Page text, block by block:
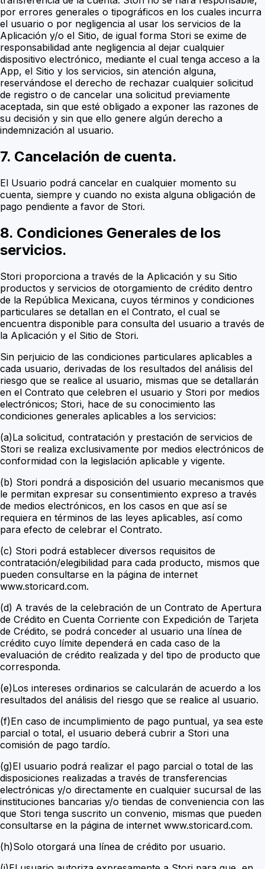
por errores generales o tipográficos en los cuales incurra
el usuario o por negligencia al usar los servicios de la
Aplicación y/o el Sitio, de igual forma Stori se exime de
responsabilidad ante negligencia al dejar cualquier
dispositivo electrónico, mediante el cual tenga acceso a la
App, el Sitio y los servicios, sin atención alguna,
reservándose el derecho de rechazar cualquier solicitud
de registro o de cancelar una solicitud previamente
aceptada, sin que esté obligado a exponer las razones de
su decisión y sin que ello genere algún derecho a
indemnización al usuario.
7. Cancelación de cuenta.
El Usuario podrá cancelar en cualquier momento su
cuenta, siempre y cuando no exista alguna obligación de
pago pendiente a favor de Stori.
8. Condiciones Generales de los
servicios.
Stori proporciona a través de la Aplicación y su Sitio
productos y servicios de otorgamiento de crédito dentro
de la República Mexicana, cuyos términos y condiciones
particulares se detallan en el Contrato, el cual se
encuentra disponible para consulta del usuario a través de
la Aplicación y el Sitio de Stori.
Sin perjuicio de las condiciones particulares aplicables a
cada usuario, derivadas de los resultados del análisis del
riesgo que se realice al usuario, mismas que se detallarán
en el Contrato que celebren el usuario y Stori por medios
electrónicos; Stori, hace de su conocimiento las
condiciones generales aplicables a los servicios:
(a)La solicitud, contratación y prestación de servicios de
Stori se realiza exclusivamente por medios electrónicos de
conformidad con la legislación aplicable y vigente.
(b) Stori pondrá a disposición del usuario mecanismos que
le permitan expresar su consentimiento expreso a través
de medios electrónicos, en los casos en que así se
requiera en términos de las leyes aplicables, así como
para efecto de celebrar el Contrato.
(c) Stori podrá establecer diversos requisitos de
contratación/elegibilidad para cada producto, mismos que
pueden consultarse en la página de internet
www.storicard.com.
(d) A través de la celebración de un Contrato de Apertura
de Crédito en Cuenta Corriente con Expedición de Tarjeta
de Crédito, se podrá conceder al usuario una línea de
crédito cuyo límite dependerá en cada caso de la
evaluación de crédito realizada y del tipo de producto que
corresponda.
(e)Los intereses ordinarios se calcularán de acuerdo a los
resultados del análisis del riesgo que se realice al usuario.
(f)En caso de incumplimiento de pago puntual, ya sea este
parcial o total, el usuario deberá cubrir a Stori una
comisión de pago tardío.
(g)El usuario podrá realizar el pago parcial o total de las
disposiciones realizadas a través de transferencias
electrónicas y/o directamente en cualquier sucursal de las
instituciones bancarias y/o tiendas de conveniencia con las
que Stori tenga suscrito un convenio, mismas que pueden
consultarse en la página de internet www.storicard.com.
(h)Solo otorgará una línea de crédito por usuario.